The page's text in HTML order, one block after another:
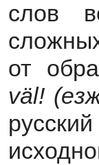
слов
от
väl!